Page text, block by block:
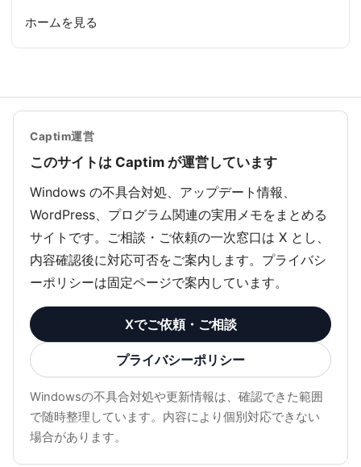
ホームを見る
Captim運営
このサイトは Captim が運営しています
Windows の不具合対処、アップデート情報、
WordPress、プログラム関連の実用メモをまとめる
サイトです。ご相談・ご依頼の一次窓口は X とし、
内容確認後に対応可否をご案内します。プライバシ
ーポリシーは固定ページで案内しています。
Xでご依頼・ご相談
プライバシーポリシー
Windowsの不具合対処や更新情報は、確認できた範囲
で随時整理しています。内容により個別対応できない
場合があります。